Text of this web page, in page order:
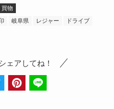
買物
岐阜県 レジャー
ドライブ
ェアしてね！